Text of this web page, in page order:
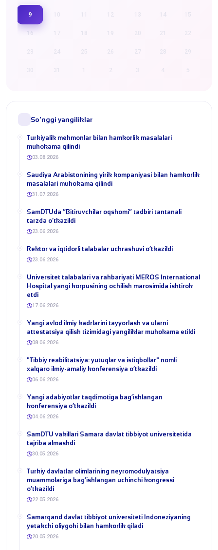
9 15
16 21 22
27 28 29
3 4 5
So'nggi yangiliklar
Turkiyalik mehmonlar bilan hamkorlik masalalari
muhokama qilindi
03.08.2026
​Saudiya Arabistonining yirik kompaniyasi bilan hamkorlik
masalalari muhokama qilindi
31.07.2026
​SamDTUda “Bitiruvchilar oqshomi” tadbiri tantanali
tarzda o‘tkazildi
23.06.2026
​Rektor va iqtidorli talabalar uchrashuvi o‘tkazildi
23.06.2026
Universitet talabalari va rahbariyati MEROS International
Hospital yangi korpusining ochilish marosimida ishtirok
etdi
17.06.2026
Yangi avlod ilmiy kadrlarini tayyorlash va ularni
attestatsiya qilish tizimidagi yangiliklar muhokama etildi
08.06.2026
​"Tibbiy reabilitatsiya: yutuqlar va istiqbollar" nomli
xalqaro ilmiy-amaliy konferensiya o‘tkazildi
06.06.2026
​Yangi adabiyotlar taqdimotiga bag‘ishlangan
konferensiya o‘tkazildi
04.06.2026
SamDTU vakillari Samara davlat tibbiyot universitetida
tajriba almashdi
30.05.2026
​Turkiy davlatlar olimlarining neyromodulyatsiya
muammolariga bag‘ishlangan uchinchi kongressi
o‘tkazildi
22.05.2026
Samarqand davlat tibbiyot universiteti Indoneziyaning
yetakchi oliygohi bilan hamkorlik qiladi
20.05.2026